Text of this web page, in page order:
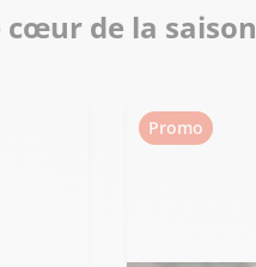
cœur de la saison
Promo